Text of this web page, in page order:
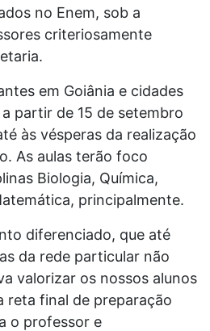
no Enem, sob a
criteriosamente
em Goiânia e cidades
partir de 15 de setembro
às vésperas da realização
As aulas terão foco
Biologia, Química,
principalmente.
diferenciado, que até
da rede particular não
valorizar os nossos alunos
reta final de preparação
o professor e